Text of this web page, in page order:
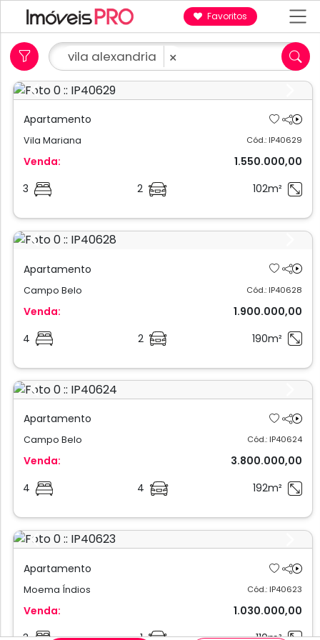
Favoritos
vila alexandria ×
Previous Next
Apartamento
Vila Mariana Cód.: IP40629
Venda:
1.550.000,00
3
2 102m²
Previous
Apartamento
Campo Belo Cód.: IP40628
Venda:
1.900.000,00
4
2 190m²
Previous Next
Apartamento
Campo Belo Cód.: IP40624
Venda:
3.800.000,00
4
4 192m²
Previous Next
Apartamento
Moema Índios Cód.: IP40623
Venda:
1.030.000,00